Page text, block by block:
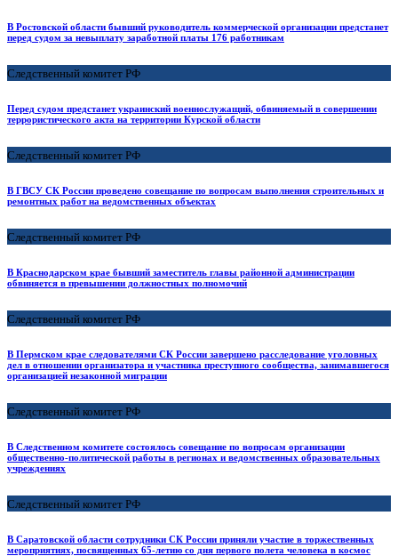
В Ростовской области бывший руководитель коммерческой организации предстанет
перед судом за невыплату заработной платы 176 работникам
Следственный комитет РФ
Перед судом предстанет украинский военнослужащий, обвиняемый в совершении
террористического акта на территории Курской области
Следственный комитет РФ
В ГВСУ СК России проведено совещание по вопросам выполнения строительных и
ремонтных работ на ведомственных объектах
Следственный комитет РФ
В Краснодарском крае бывший заместитель главы районной администрации
обвиняется в превышении должностных полномочий
Следственный комитет РФ
В Пермском крае следователями СК России завершено расследование уголовных
дел в отношении организатора и участника преступного сообщества, занимавшегося
организацией незаконной миграции
Следственный комитет РФ
В Следственном комитете состоялось совещание по вопросам организации
общественно-политической работы в регионах и ведомственных образовательных
учреждениях
Следственный комитет РФ
В Саратовской области сотрудники СК России приняли участие в торжественных
мероприятиях, посвященных 65-летию со дня первого полета человека в космос